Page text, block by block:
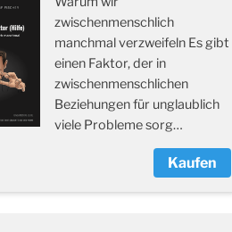
zwischenmenschlich
manchmal verzweifeln Es gibt
einen Faktor, der in
zwischenmenschlichen
Beziehungen für unglaublich
viele Probleme sorg…
Kaufen